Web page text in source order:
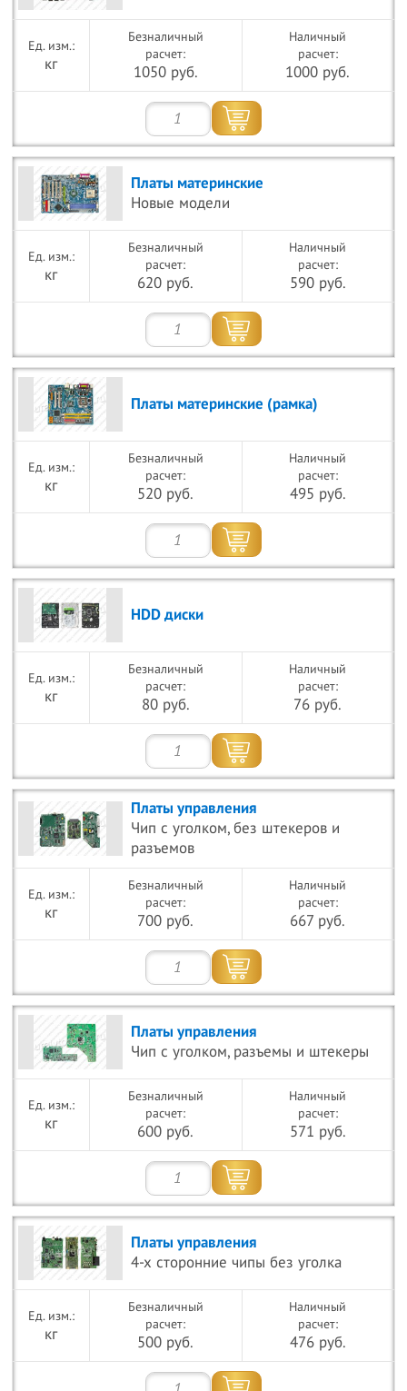
кг
Безналичный
расчет:
1050 руб.
Наличный
расчет:
1000 руб.
Платы материнские
Новые модели
кг
Безналичный
расчет:
620 руб.
Наличный
расчет:
590 руб.
Платы материнские (рамка)
кг
Безналичный
расчет:
520 руб.
Наличный
расчет:
495 руб.
HDD диски
кг
Безналичный
расчет:
80 руб.
Наличный
расчет:
76 руб.
Платы управления
Чип с уголком, без штекеров и
разъемов
кг
Безналичный
расчет:
700 руб.
Наличный
расчет:
667 руб.
Платы управления
Чип с уголком, разъемы и штекеры
кг
Безналичный
расчет:
600 руб.
Наличный
расчет:
571 руб.
Платы управления
4-х сторонние чипы без уголка
кг
Безналичный
расчет:
500 руб.
Наличный
расчет:
476 руб.